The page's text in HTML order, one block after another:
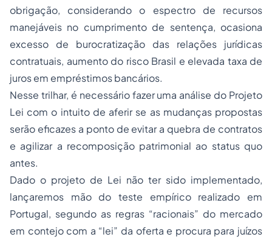
obrigação, considerando o espectro de recursos
manejáveis no cumprimento de sentença, ocasiona
excesso de burocratização das relações jurídicas
contratuais, aumento do risco Brasil e elevada taxa de
juros em empréstimos bancários.
Nesse trilhar, é necessário fazer uma análise do Projeto
Lei com o intuito de aferir se as mudanças propostas
serão eficazes a ponto de evitar a quebra de contratos
e agilizar a recomposição patrimonial ao status quo
antes.
Dado o projeto de Lei não ter sido implementado,
lançaremos mão do teste empírico realizado em
Portugal, segundo as regras “racionais” do mercado
em contejo com a “lei” da oferta e procura para juízos